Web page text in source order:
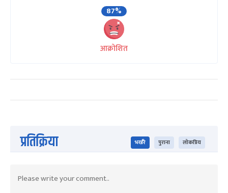
87%
आक्रोशित
प्रतिक्रिया भर्खरै पुराना लोकप्रिय